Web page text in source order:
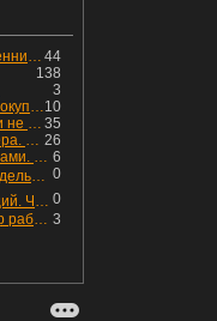
44
Летнее обострение. Как мошенники пытаются подсунуть кнопку "БАБЛО" девушкам
138
3
10
Продал то, что нельзя было покупать. Изменения в портфеле
35
Дивиденды пришли, но пошли не туда
26
Евротранс — гениальная афера. Собрал с инвесторов денег, выплатил дивидендов больше текущей капитализации и ушёл в дефолт
6
Немного об управлении активами. Для заинтересованных
0
📈ИНФЛЯЦИЯ В РОССИИ: недельная дефляция, но в годовом выражении рост 😢
0
🔥 Итоги 59 месяцев инвестиций. Что произошло с портфелем и мои дальнейшие действия. Капитал – ₽2,364 млн
3
Дефолт ЕвроТранса: конвейер работает исправно